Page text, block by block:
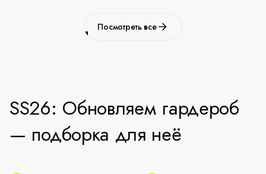
Посмотреть все
SS26: Обновляем гардероб
— подборка для неё